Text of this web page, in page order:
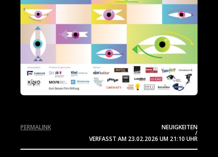
NEUIGKEITEN
/
VERFASST AM 23.02.2026 UM 21:10 UHR
PERMALINK